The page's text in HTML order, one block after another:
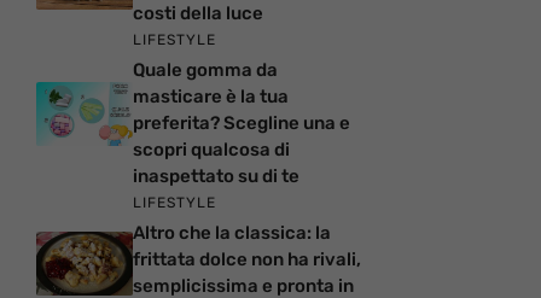
costi della luce
LIFESTYLE
Quale gomma da
masticare è la tua
preferita? Scegline una e
scopri qualcosa di
inaspettato su di te
LIFESTYLE
Altro che la classica: la
frittata dolce non ha rivali,
semplicissima e pronta in